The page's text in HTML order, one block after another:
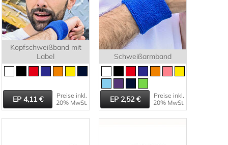
Kopfschweißband mit
Label
4,11
Preise inkl.
20% MwSt.
Schweißarmband
2,52
Preise inkl.
20% MwSt.